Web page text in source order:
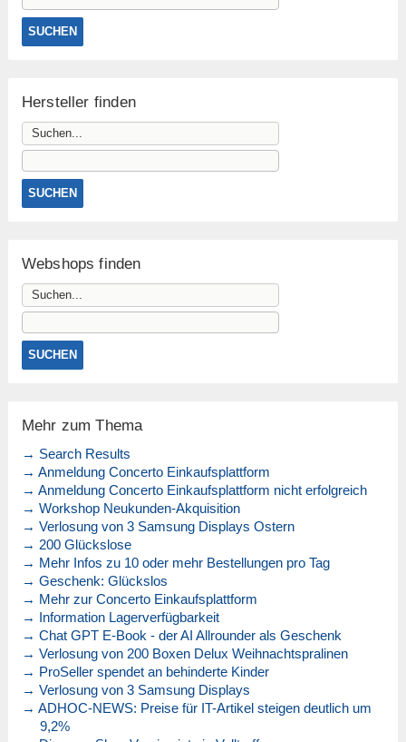
Hersteller finden
Webshops finden
Mehr zum Thema
→ Search Results
→ Anmeldung Concerto Einkaufsplattform
→ Anmeldung Concerto Einkaufsplattform nicht erfolgreich
→ Workshop Neukunden-Akquisition
→ Verlosung von 3 Samsung Displays Ostern
→ 200 Glückslose
→ Mehr Infos zu 10 oder mehr Bestellungen pro Tag
→ Geschenk: Glückslos
→ Mehr zur Concerto Einkaufsplattform
→ Information Lagerverfügbarkeit
→ Chat GPT E-Book - der AI Allrounder als Geschenk
→ Verlosung von 200 Boxen Delux Weihnachtspralinen
→ ProSeller spendet an behinderte Kinder
→ Verlosung von 3 Samsung Displays
→ ADHOC-NEWS: Preise für IT-Artikel steigen deutlich um
9,2%